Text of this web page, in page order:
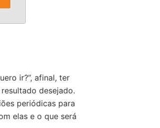
ir?”, afinal, ter
desejado.
periódicas para
elas e o que será